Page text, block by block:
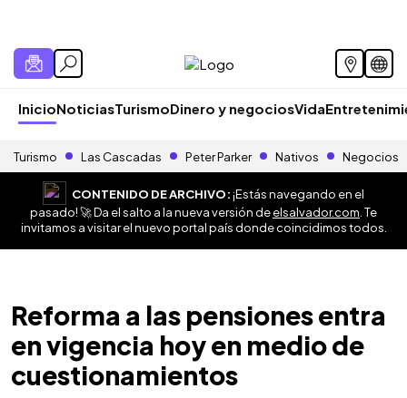
InicioNoticiasTurismoDinero y negociosVida
Turismo Las Cascadas Peter Parker Nativos Negocios
CONTENIDO DE ARCHIVO:¡Estás navegando en el
pasado! 🚀 Da el salto a la nueva versión deelsalvador.com . Te
invitamos a visitar el nuevo portal país donde coincidimos todos.
Reforma a las pensiones entra
en vigencia hoy en medio de
cuestionamientos